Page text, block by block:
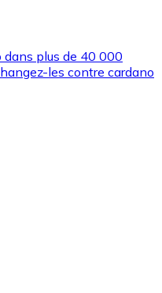
dans plus de 40 000
les contre cardano